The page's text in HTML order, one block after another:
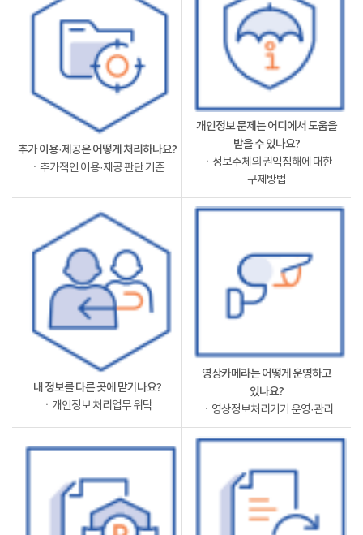
추가 이용·제공은 어떻게 처리하나요?
ㆍ추가적인 이용·제공 판단 기준
개인정보 문제는 어디에서 도움을
받을 수 있나요?
ㆍ정보주체의 권익침해에 대한
구제방법
내 정보를 다른 곳에 맡기나요?
ㆍ개인정보 처리업무 위탁
영상카메라는 어떻게 운영하고
있나요?
ㆍ영상정보처리기기 운영·관리